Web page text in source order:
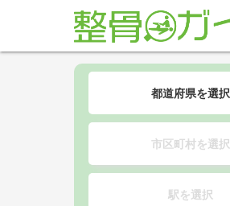
都道府県を選択
市区町村を選択
駅を選択